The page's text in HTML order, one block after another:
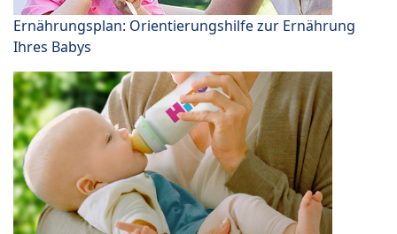
Ernährungsplan: Orientierungshilfe zur Ernährung
Ihres Babys